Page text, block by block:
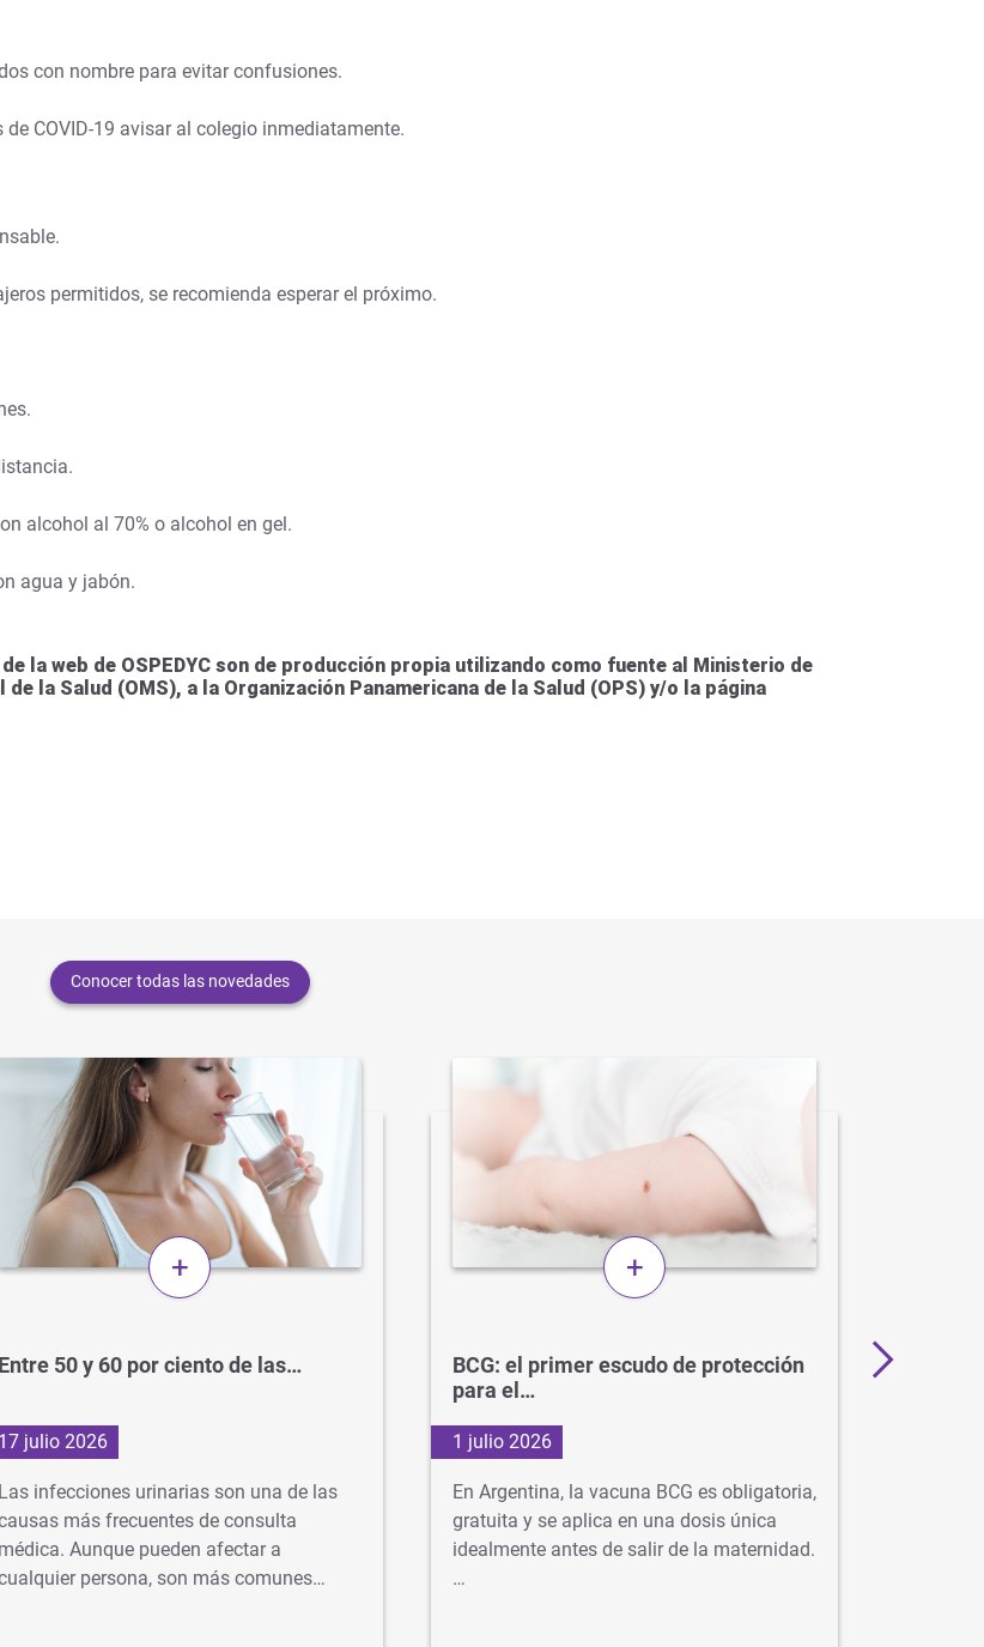
con nombre para evitar confusiones.
COVID-19 avisar al colegio inmediatamente.
permitidos, se recomienda esperar el próximo.
alcohol al 70% o alcohol en gel.
agua y jabón.
la web de OSPEDYC son de producción propia utilizando como fuente al Ministerio de
la Salud (OMS), a la Organización Panamericana de la Salud (OPS) y/o la página
Conocer todas las novedades
+
Entre 50 y 60 por ciento de las…
17 julio 2026
Las infecciones urinarias son una de las
más frecuentes de consulta
médica. Aunque pueden afectar a
persona, son más comunes…
+
BCG: el primer escudo de protección
para el…
1 julio 2026
En Argentina, la vacuna BCG es obligatoria,
gratuita y se aplica en una dosis única
idealmente antes de salir de la maternidad.
…